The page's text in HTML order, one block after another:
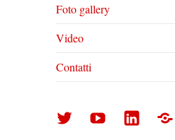
Foto gallery
Video
Contatti
ArturoArturoArturoFoto